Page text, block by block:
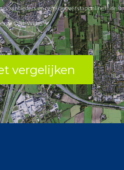
aanbieders en regel de overstap online in de
Olst-Wijhe.
vergelijken